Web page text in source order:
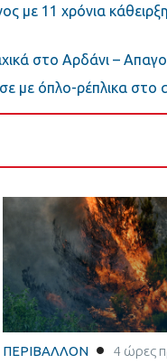
με 11 χρόνια
στο Αρδάνι –
με όπλο-ρέπλικα στο
ΠΕΡΙΒΑΛΛΟΝ 4 ώρες